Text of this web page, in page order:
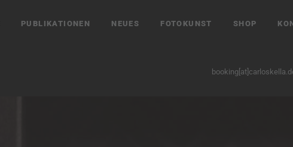
PUBLIKATIONEN NEUES FOTOKUNST SHOP